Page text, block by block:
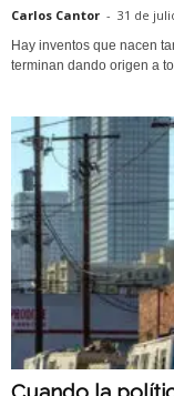
Carlos Cantor - 31 de
Hay inventos que nacen
terminan dando origen a